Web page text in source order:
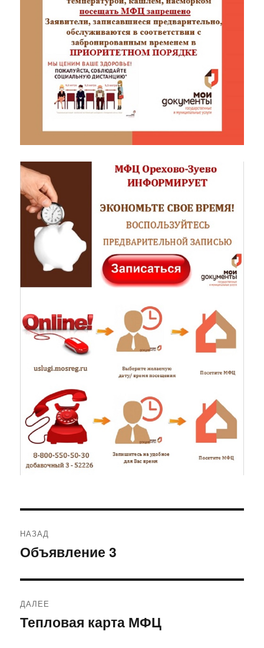
по
НАЗАД
Предыдущая
Объявление 3
ДАЛЕЕ
Следующая
Тепловая карта МФЦ